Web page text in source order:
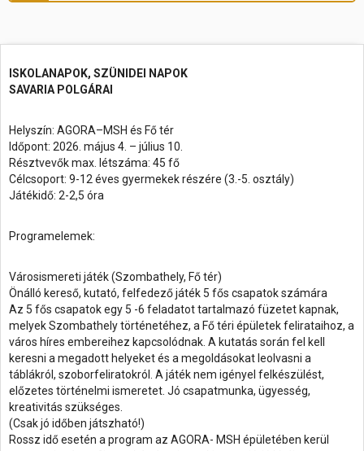
ISKOLANAPOK, SZÜNIDEI NAPOK
SAVARIA POLGÁRAI
Helyszín: AGORA–MSH és Fő tér
Időpont: 2026. május 4. – július 10.
Résztvevők max. létszáma: 45 fő
Célcsoport: 9-12 éves gyermekek részére (3.-5. osztály)
Játékidő: 2-2,5 óra
Programelemek:
Városismereti játék (Szombathely, Fő tér)
Önálló kereső, kutató, felfedező játék 5 fős csapatok számára
Az 5 fős csapatok egy 5 -6 feladatot tartalmazó füzetet kapnak,
melyek Szombathely történetéhez, a Fő téri épületek felirataihoz, a
város híres embereihez kapcsolódnak. A kutatás során fel kell
keresni a megadott helyeket és a megoldásokat leolvasni a
táblákról, szoborfeliratokról. A játék nem igényel felkészülést,
előzetes történelmi ismeretet. Jó csapatmunka, ügyesség,
kreativitás szükséges.
(Csak jó időben játszható!)
Rossz idő esetén a program az AGORA- MSH épületében kerül